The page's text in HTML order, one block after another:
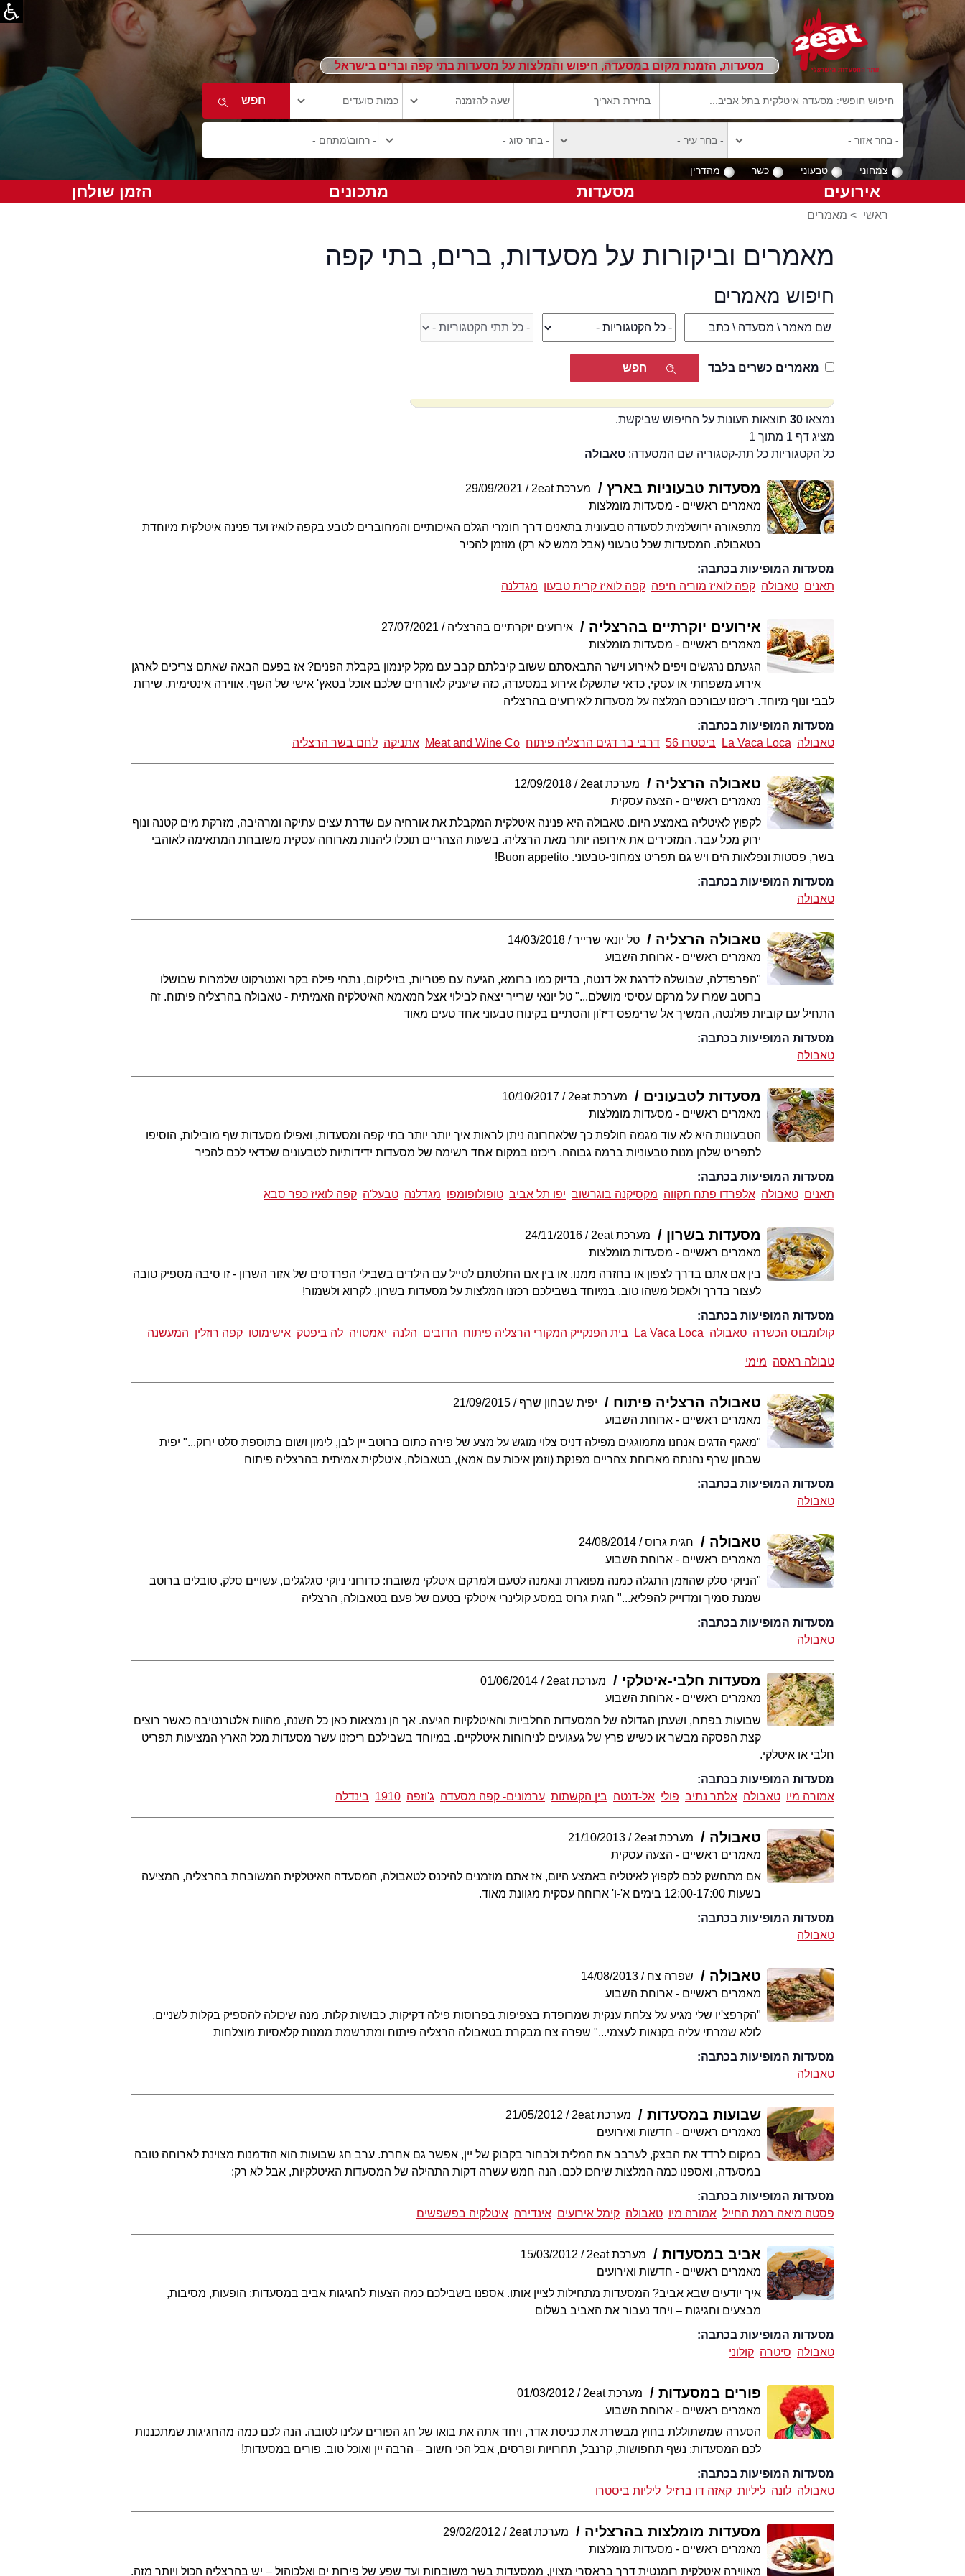
מסעדות, הזמנת מקום במסעדה, חיפוש והמלצות על מסעדות בתי קפה וברים בישראל
צמחוני טבעוני כשר מהדרין
אירועים מסעדות מתכונים הזמן שולחן
ראשי > מאמרים
מאמרים וביקורות על מסעדות, ברים, בתי קפה
חיפוש מאמרים
מאמרים כשרים בלבד
נמצאו 30תוצאות העונות על החיפוש שביקשת.
מציג דף 1 מתוך 1
כל הקטגוריות כל תת-קטגוריה שם המסעדה: טאבולה
מסעדות טבעוניות בארץ מערכת 2eat
29/09/2021
מאמרים ראשיים - מסעדות מומלצות
מתפאורה ירושלמית לסעודה טבעונית בתאנים דרך חומרי הגלם האיכותיים והמחוברים לטבע בקפה לואיז ועד פנינה איטלקית מיוחדת
בטאבולה. המסעדות שכל טבעוני (אבל ממש לא רק) מוזמן להכיר
מסעדות המופיעות בכתבה:
תאנים טאבולה קפה לואיז מוריה חיפה קפה לואיז קרית טבעון מגדלנה
אירועים יוקרתיים בהרצליה אירועים יוקרתיים בהרצליה
27/07/2021
מאמרים ראשיים - מסעדות מומלצות
הגעתם נרגשים ויפים לאירוע וישר התבאסתם ששוב קיבלתם קבב עם מקל קינמון בקבלת הפנים? אז בפעם הבאה שאתם צריכים לארגן
אירוע משפחתי או עסקי, כדאי שתשקלו אירוע במסעדה, כזה שיעניק לאורחים שלכם אוכל בטאץ' אישי של השף, אווירה אינטימית, שירות
לבבי ונוף מיוחד. ריכזנו עבורכם המלצה על מסעדות לאירועים בהרצליה
מסעדות המופיעות בכתבה:
טאבולה La Vaca Loca ביסטרו 56 דרבי בר דגים הרצליה פיתוח Meat and Wine Co אתניקה לחם בשר הרצליה
טאבולה הרצליה מערכת 2eat
12/09/2018
מאמרים ראשיים - הצעה עסקית
לקפוץ לאיטליה באמצע היום. טאבולה היא פנינה איטלקית המקבלת את אורחיה עם שדרת עצים עתיקה ומרהיבה, מזרקת מים קטנה ונוף
ירוק מכל עבר, המזכירים את אירופה יותר מאת הרצליה. בשעות הצהריים תוכלו ליהנות מארוחה עסקית משובחת המתאימה לאוהבי
בשר, פסטות ונפלאות הים ויש גם תפריט צמחוני-טבעוני. Buon appetito!
מסעדות המופיעות בכתבה:
טאבולה
טאבולה הרצליה טל יונאי שרייר
14/03/2018
מאמרים ראשיים - ארוחת השבוע
"הפרפדלה, שבושלה לדרגת אל דנטה, בדיוק כמו ברומא, הגיעה עם פטריות, בזיליקום, נתחי פילה בקר ואנטרקוט שלמרות שבושלו
ברוטב שמרו על מרקם עסיסי מושלם..." טל יונאי שרייר יצאה לבילוי אצל המאמא האיטלקיה האמיתית - טאבולה בהרצליה פיתוח. זה
התחיל עם קוביות פולנטה, המשיך אל שרימפס דיז'ון והסתיים בקינוח טבעוני אחד טעים מאוד
מסעדות המופיעות בכתבה:
טאבולה
מסעדות לטבעונים מערכת 2eat
10/10/2017
מאמרים ראשיים - מסעדות מומלצות
הטבעונות היא לא עוד מגמה חולפת כך שלאחרונה ניתן לראות איך יותר יותר בתי קפה ומסעדות, ואפילו מסעדות שף מובילות, הוסיפו
לתפריט שלהן מנות טבעוניות ברמה גבוהה. ריכזנו במקום אחד רשימה של מסעדות ידידותיות לטבעונים שכדאי לכם להכיר
מסעדות המופיעות בכתבה:
תאנים טאבולה אלפרדו פתח תקווה מקסיקנה בוגרשוב יפו תל אביב טופולופומפו מגדלנה טבעל'ה קפה לואיז כפר סבא
מסעדות בשרון מערכת 2eat
24/11/2016
מאמרים ראשיים - מסעדות מומלצות
בין אם אתם בדרך לצפון או בחזרה ממנו, או בין אם החלטתם לטייל עם הילדים בשבילי הפרדסים של אזור השרון - זו סיבה מספיק טובה
לעצור בדרך ולאכול משהו טוב. במיוחד בשבילכם רכזנו המלצות על מסעדות בשרון. לקרוא ולשמור!
מסעדות המופיעות בכתבה:
קולומבוס הכשרה טאבולה La Vaca Loca בית הפנקייק המקורי הרצליה פיתוח הדובים הלנה יאמטויה לה ביפטק אישימוטו קפה רוזלין המעשנה
טבולה ראסה מימי
טאבולה הרצליה פיתוח יפית שבחון שרף
21/09/2015
מאמרים ראשיים - ארוחת השבוע
"מאגף הדגים אנחנו מתמוגגים מפילה דניס צלוי מוגש על מצע של פירה כתום ברוטב יין לבן, לימון ושום בתוספת סלט ירוק..." יפית
שבחון שרף נהנתה מארוחת צהריים מפנקת (וזמן איכות עם אמא), בטאבולה, איטלקית אמיתית בהרצליה פיתוח
מסעדות המופיעות בכתבה:
טאבולה
טאבולה חגית גרוס
24/08/2014
מאמרים ראשיים - ארוחת השבוע
"הניוקי סלק שהוזמן התגלה כמנה מפוארת ונאמנה לטעם ולמרקם איטלקי משובח: כדורוני ניוקי סגלגלים, עשויים סלק, טובלים ברוטב
שמנת סמיך ומדוייק להפליא..." חגית גרוס במסע קולינרי איטלקי בטעם של פעם בטאבולה, הרצליה
מסעדות המופיעות בכתבה:
טאבולה
מסעדות חלבי-איטלקי מערכת 2eat
01/06/2014
מאמרים ראשיים - ארוחת השבוע
שבועות בפתח, ושעתן הגדולה של המסעדות החלביות והאיטלקיות הגיעה. אך הן נמצאות כאן כל השנה, מהוות אלטרנטיבה כאשר רוצים
קצת הפסקה מבשר או כשיש פרץ של געגועים לניחוחות איטלקיים. במיוחד בשבילכם ריכזנו עשר מסעדות מכל הארץ המציעות תפריט
חלבי או איטלקי.
מסעדות המופיעות בכתבה:
אמורה מיו טאבולה אלתר נתיב פולי אל-דנטה בין הקשתות ערמונים- קפה מסעדה ג'וזפה 1910 בינדלה
טאבולה מערכת 2eat
21/10/2013
מאמרים ראשיים - הצעה עסקית
אם מתחשק לכם לקפוץ לאיטליה באמצע היום, אז אתם מוזמנים להיכנס לטאבולה, המסעדה האיטלקית המשובחת בהרצליה, המציעה
בשעות 12:00-17:00 בימים א'-ו' ארוחה עסקית מגוונת מאוד.
מסעדות המופיעות בכתבה:
טאבולה
טאבולה שפרה צח
14/08/2013
מאמרים ראשיים - ארוחת השבוע
"הקרפצ'יו שלי מגיע על צלחת ענקית שמרופדת בצפיפות בפרוסות פילה דקיקות, כבושות קלות. מנה שיכולה להספיק בקלות לשניים,
לולא שמרתי עליה בקנאות לעצמי..." שפרה צח מבקרת בטאבולה הרצליה פיתוח ומתרשמת ממנות קלאסיות מוצלחות
מסעדות המופיעות בכתבה:
טאבולה
שבועות במסעדות מערכת 2eat
21/05/2012
מאמרים ראשיים - חדשות ואירועים
במקום לרדד את הבצק, לערבב את המלית ולבחור בקבוק של יין, אפשר גם אחרת. ערב חג שבועות הוא הזדמנות מצוינת לארוחה טובה
במסעדה, ואספנו כמה המלצות שיחכו לכם. הנה חמש עשרה דקות התהילה של המסעדות האיטלקיות, אבל לא רק:
מסעדות המופיעות בכתבה:
פסטה מיאה רמת החייל אמורה מיו טאבולה קימל אירועים אינדירה איטלקיה בפשפשים
אביב במסעדות מערכת 2eat
15/03/2012
מאמרים ראשיים - חדשות ואירועים
איך יודעים שבא אביב? המסעדות מתחילות לציין אותו. אספנו בשבילכם כמה הצעות לחגיגות אביב במסעדות: הופעות, מסיבות,
מבצעים וחגיגות – ויחד נעבור את האביב בשלום
מסעדות המופיעות בכתבה:
טאבולה סיטרה קולוני
פורים במסעדות מערכת 2eat
01/03/2012
מאמרים ראשיים - ארוחת השבוע
הסערה שמשתוללת בחוץ מבשרת את כניסת אדר, ויחד אתה את בואו של חג הפורים עלינו לטובה. הנה לכם כמה מהחגיגות שמתכננות
לכם המסעדות: נשף תחפושות, קרנבל, תחרויות ופרסים, אבל הכי חשוב – הרבה יין ואוכל טוב. פורים במסעדות!
מסעדות המופיעות בכתבה:
טאבולה לונה ליליות קאזה דו ברזיל ליליות ביסטרו
מסעדות מומלצות בהרצליה מערכת 2eat
29/02/2012
מאמרים ראשיים - מסעדות מומלצות
מאווירה איטלקית רומנטית דרך בראסרי מצוין, ממסעדות בשר משובחות ועד שפע של פירות ים ואלכוהול – יש בהרצליה הכול ויותר מזה.